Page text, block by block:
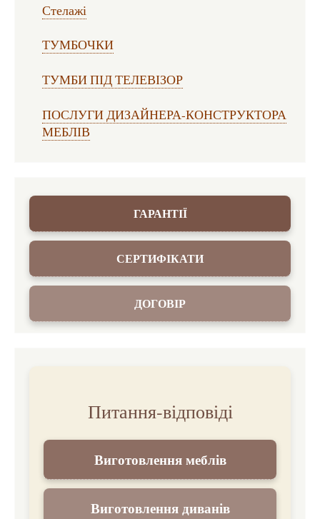
Стелажі
ТУМБОЧКИ
ТУМБИ ПІД ТЕЛЕВІЗОР
ПОСЛУГИ ДИЗАЙНЕРА-КОНСТРУКТОРА
МЕБЛІВ
ГАРАНТІЇ
СЕРТИФІКАТИ
ДОГОВІР
Питання-відповіді
Виготовлення меблів
Виготовлення диванів